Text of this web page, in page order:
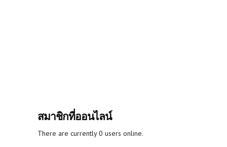
สมาชิกที่ออนไลน์
There are currently 0 users online.